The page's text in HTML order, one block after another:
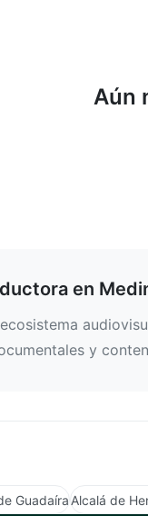
Aún
en
y
GuadaíraAlcalá de